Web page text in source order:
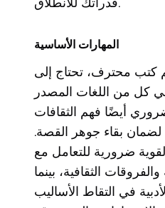
المهارات الأساسية
كتب محترف، تحتاج إلى
في كل من اللغات المصدر
أيضًا فهم الثقافات
لضمان بقاء جوهر القصة.
ضرورية للتعامل مع
الثقافية، بينما
في التقاط الأساليب